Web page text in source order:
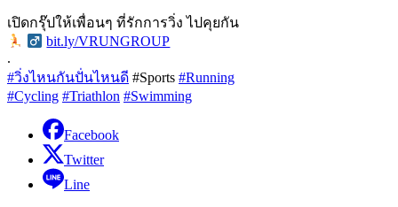
เปิดกรุ๊ปให้เพื่อนๆ ที่รักการวิ่ง ไปคุยกัน
bit.ly/VRUNGROUP
.
#วิ่งไหนกันปั่นไหนดี #Sports #Running
#Cycling #Triathlon #Swimming
Facebook
Twitter
Line